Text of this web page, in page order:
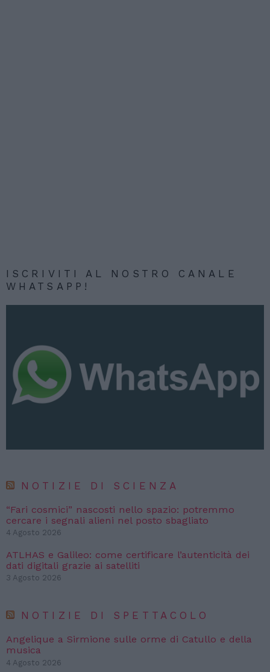
ISCRIVITI AL NOSTRO CANALE
WHATSAPP!
NOTIZIE DI SCIENZA
“Fari cosmici” nascosti nello spazio: potremmo
cercare i segnali alieni nel posto sbagliato
4 Agosto 2026
ATLHAS e Galileo: come certificare l’autenticità dei
dati digitali grazie ai satelliti
3 Agosto 2026
NOTIZIE DI SPETTACOLO
Angelique a Sirmione sulle orme di Catullo e della
musica
4 Agosto 2026